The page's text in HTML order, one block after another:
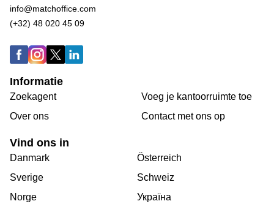
info@matchoffice.com
(+32) 48 020 45 09
Informatie
Zoekagent
Over ons
Voeg je kantoorruimte toe
Сontact met ons op
Vind ons in
Danmark
Sverige
Norge
Österreich
Schweiz
Україна